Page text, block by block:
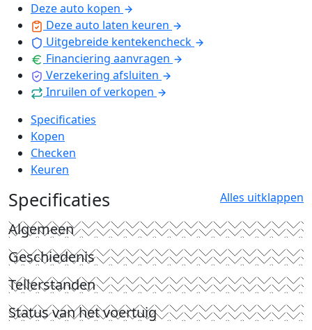
Deze auto kopen
Deze auto laten keuren
Uitgebreide kentekencheck
Financiering aanvragen
Verzekering afsluiten
Inruilen of verkopen
Specificaties
Kopen
Checken
Keuren
Specificaties Alles uitklappen
Algemeen
Geschiedenis
Tellerstanden
Status van het voertuig